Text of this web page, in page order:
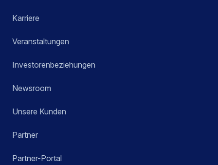
Karriere
Veranstaltungen
Investorenbeziehungen
Newsroom
Unsere Kunden
Partner
Partner-Portal